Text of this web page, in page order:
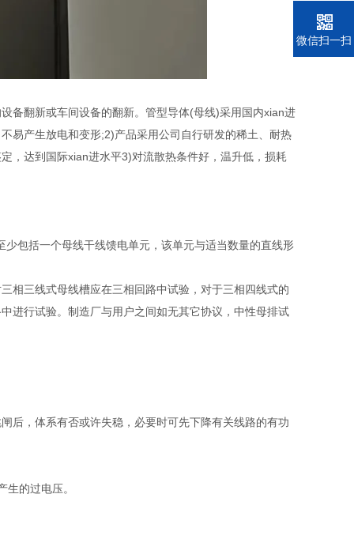
备翻新或车间设备的翻新。管型导体(母线)采用国内xian进
易产生放电和变形;2)产品采用公司自行研发的稀土、耐热
，达到国际xian进水平3)对流散热条件好，温升低，损耗
包括一个母线干线馈电单元，该单元与适当数量的直线形
相三线式母线槽应在三相回路中试验，对于三相四线式的
进行试验。制造厂与用户之间如无其它协议，中性母排试
后，体系有否或许失稳，必要时可先下降有关线路的有功
的过电压。
电话
微信扫一扫